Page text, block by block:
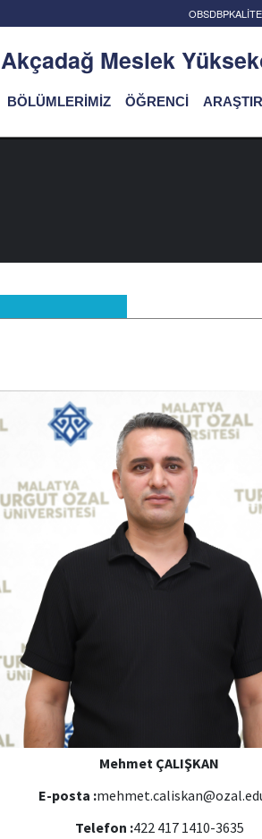
OBSDBPKALİTE
Akçadağ Meslek
BÖLÜMLERİMİZ ÖĞRENCİ
Mehmet ÇALIŞKAN
E-posta :
Telefon :422 417 1410-3635